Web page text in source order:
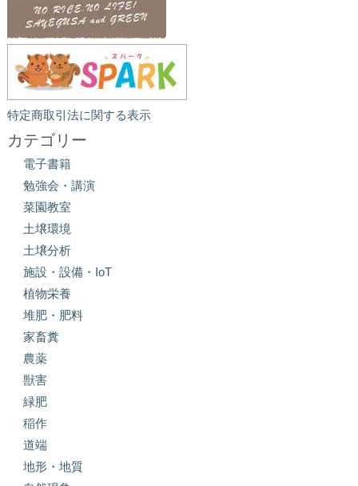
特定商取引法に関する表示
カテゴリー
電子書籍
勉強会・講演
菜園教室
土壌環境
土壌分析
施設・設備・IoT
植物栄養
堆肥・肥料
家畜糞
農薬
獣害
緑肥
稲作
道端
地形・地質